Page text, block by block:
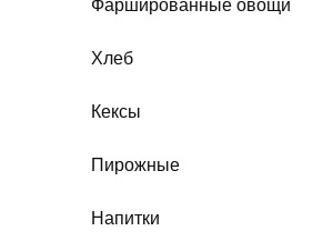
Фаршированные овощи
Хлеб
Кексы
Пирожные
Напитки